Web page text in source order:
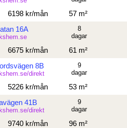
6198 kr/mån 57 m²
16A
6675 kr/mån 61 m²
8
dagar
8B
direkt
5226 kr/mån 53 m²
9
dagar
41B
direkt
9740 kr/mån 96 m²
9
dagar